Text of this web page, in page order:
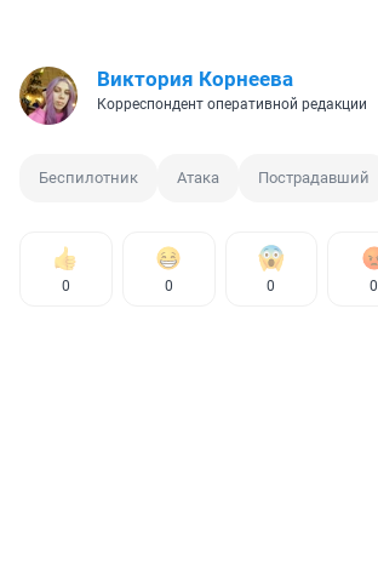
Виктория Корнеева
Корреспондент оперативной редакции
Беспилотник Атака Пострадавший
0 0 0 0